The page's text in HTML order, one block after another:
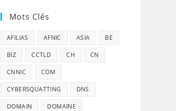
Mots Clés
AFILIAS AFNIC ASIA BE
BIZ CCTLD CH CN
CNNIC COM
CYBERSQUATTING DNS
DOMAIN DOMAINE